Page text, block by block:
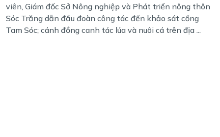
viên, Giám đốc Sở Nông nghiệp và Phát triển nông thôn
Sóc Trăng dẫn đầu đoàn công tác đến khảo sát cống
Tam Sóc; cánh đồng canh tác lúa và nuôi cá trên địa ...